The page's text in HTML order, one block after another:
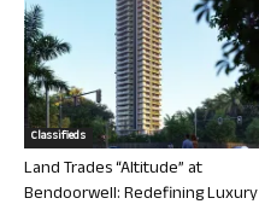
Classifieds
Land Trades “Altitude” at
Bendoorwell: Redefining Luxury